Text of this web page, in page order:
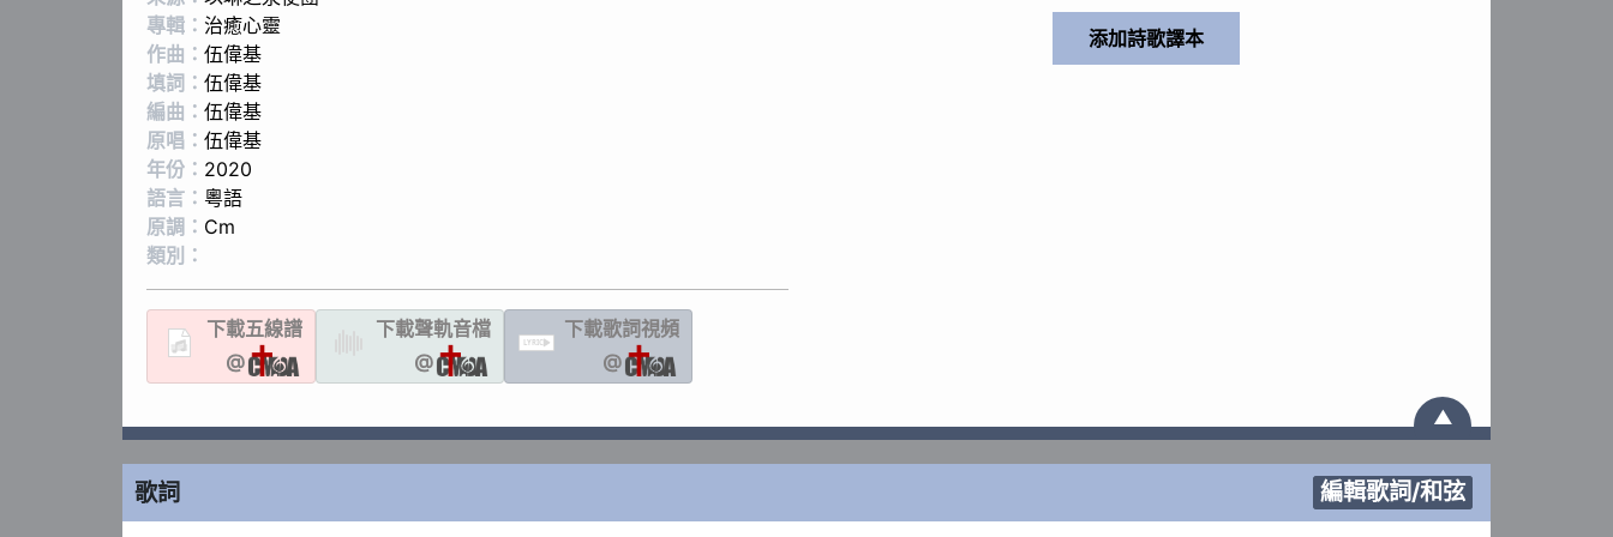
專輯： 治癒心靈
作曲： 伍偉基
填詞： 伍偉基
編曲： 伍偉基
原唱： 伍偉基
年份： 2020
語言： 粵語
原調： Cm
類別：
下載五線譜
@
下載聲軌音檔
@
LYRIC
下載歌詞視頻
@
▲
歌詞 編輯歌詞/和弦